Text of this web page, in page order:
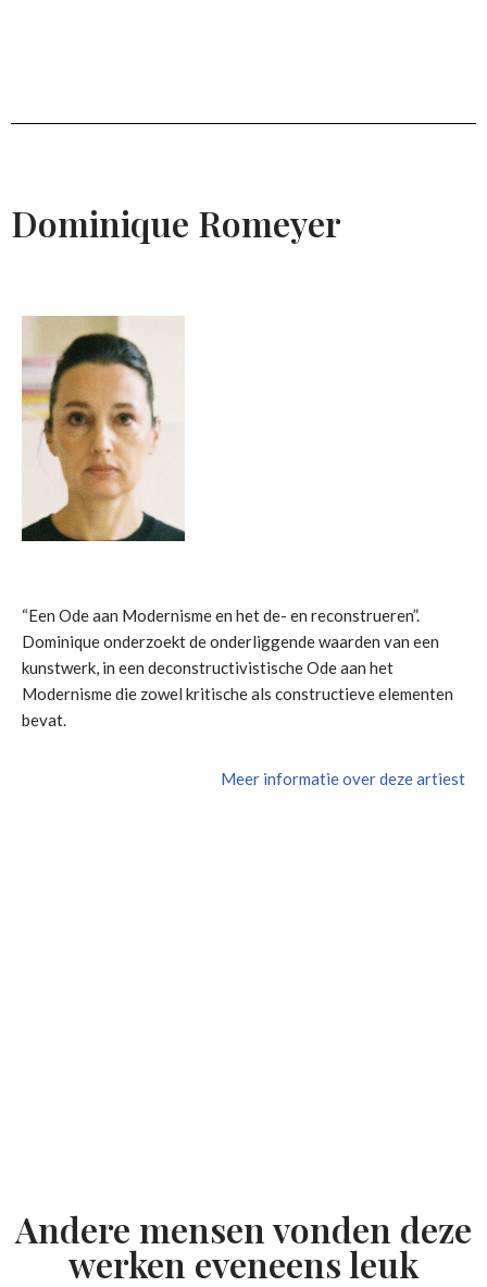
Dominique Romeyer
“Een Ode aan Modernisme en het de- en reconstrueren”.
Dominique onderzoekt de onderliggende waarden van een
kunstwerk, in een deconstructivistische Ode aan het
Modernisme die zowel kritische als constructieve elementen
bevat.
Meer informatie over deze artiest
Andere mensen vonden deze
werken eveneens leuk